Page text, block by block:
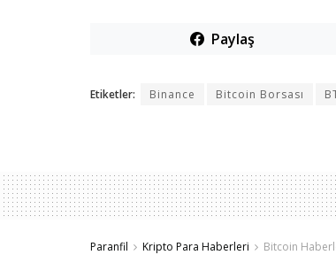
Paylaş
Etiketler: Binance Bitcoin Borsası
Paranfil Kripto Para Haberleri Bitcoin